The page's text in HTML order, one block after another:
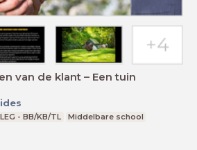
van de klant – Een tuin
- BB/KB/TL
Middelbare school